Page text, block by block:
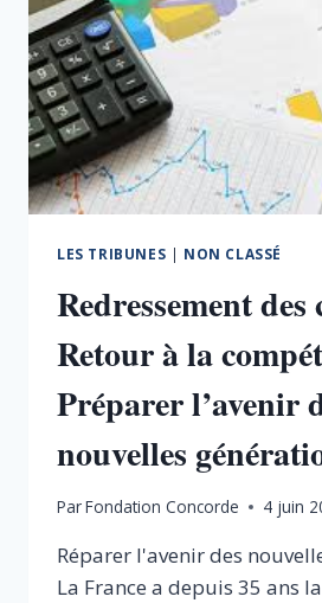
LES TRIBUNES | NON CLASSÉ
Redressement des
Retour à la
Préparer l’avenir
nouvelles
ParFondation Concorde 4 juin
Réparer l'avenir des
La France a depuis 35 ans